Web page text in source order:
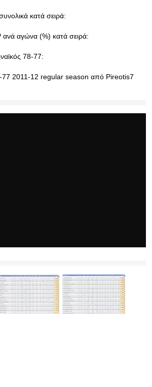
κατά σειρά:
ανά αγώνα (%) κατά σειρά:
78-77:
2011-12 regular season από Pireotis7